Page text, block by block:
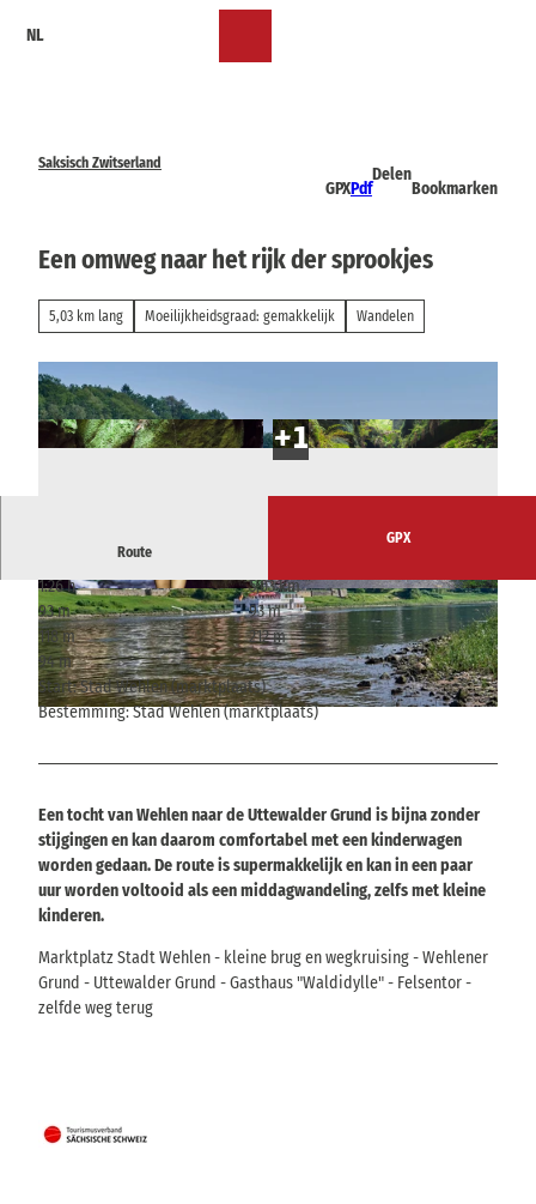
NL
Saksisch Zwitserland
GPXPdf
Delen
Bookmarken
Een omweg naar het rijk der sprookjes
5,03 km lang Moeilijkheidsgraad: gemakkelijk Wandelen
© Florian Trykowski, Tourismusverband Sächsische Schweiz
© Sebastian Thiel, Tourismusverband Sächsisc
he Schweiz
© Philipp Zieger, Tourismusverband Sächsische
Schweiz
Route
GPX
1:26 h
5,03 km
93 m
93 m
118 m
212 m
94 m
Start: Stad Wehlen (marktplaats)
Bestemming: Stad Wehlen (marktplaats)
Een tocht van Wehlen naar de Uttewalder Grund is bijna zonder
stijgingen en kan daarom comfortabel met een kinderwagen
worden gedaan. De route is supermakkelijk en kan in een paar
uur worden voltooid als een middagwandeling, zelfs met kleine
kinderen.
Marktplatz Stadt Wehlen - kleine brug en wegkruising - Wehlener
Grund - Uttewalder Grund - Gasthaus "Waldidylle" - Felsentor -
zelfde weg terug